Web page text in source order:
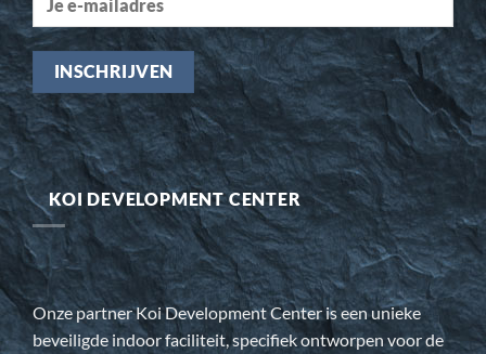
KOI DEVELOPMENT CENTER
Onze partner Koi Development Center is een unieke
beveiligde indoor faciliteit, specifiek ontworpen voor de